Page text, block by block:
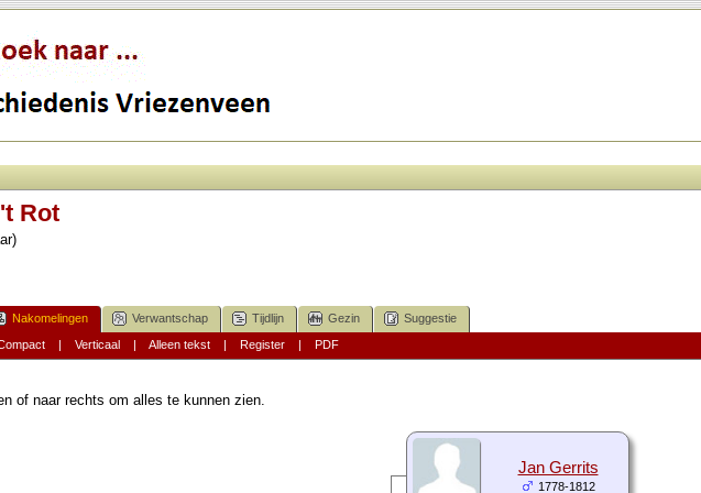
Rot
Nakomelingen Verwantschap Tijdlijn Gezin Suggestie
| Verticaal| Alleen tekst| Register| PDF
of naar rechts om alles te kunnen zien.
Jan Gerrits
1778-1812